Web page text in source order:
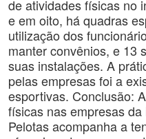
de atividades físicas no
e em oito, há quadras
utilização dos
manter convênios, e 13
suas instalações. A
pelas empresas foi a
esportivas. Conclusão:
físicas nas empresas
Pelotas acompanha a